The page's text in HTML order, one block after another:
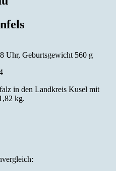
Uhr, Geburtsgewicht 560 g
in den Landkreis Kusel mit
kg.